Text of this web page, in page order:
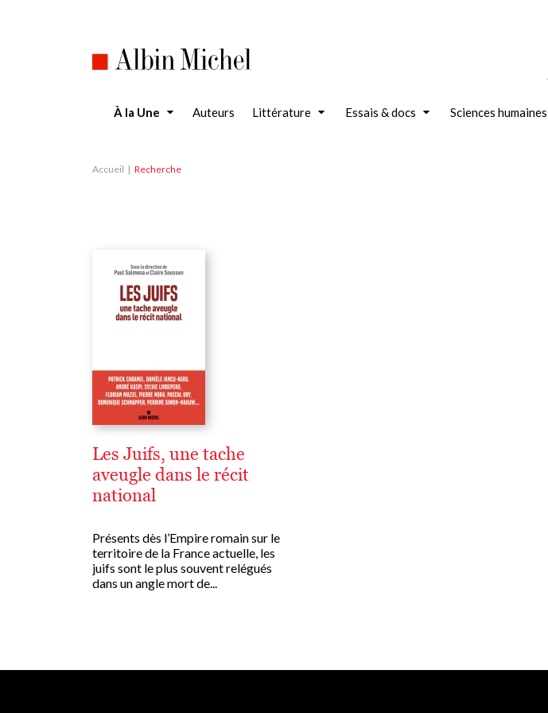
À la Une Auteurs Littérature Essais & docs Sciences humaines
Accueil Recherche
Les Juifs, une tache
aveugle dans le récit
national
Présents dès l’Empire romain sur le
territoire de la France actuelle, les
juifs sont le plus souvent relégués
dans un angle mort de...